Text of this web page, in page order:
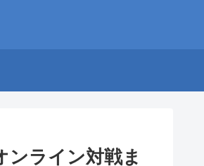
ンライン対戦ま